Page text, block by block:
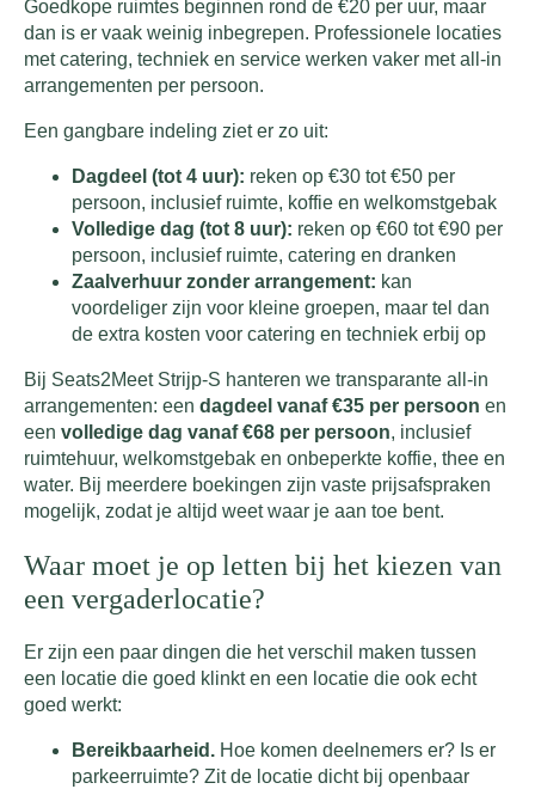
Goedkope ruimtes beginnen rond de €20 per uur, maar
dan is er vaak weinig inbegrepen. Professionele locaties
met catering, techniek en service werken vaker met all-in
arrangementen per persoon.
Een gangbare indeling ziet er zo uit:
Dagdeel (tot 4 uur): reken op €30 tot €50 per
persoon, inclusief ruimte, koffie en welkomstgebak
Volledige dag (tot 8 uur): reken op €60 tot €90 per
persoon, inclusief ruimte, catering en dranken
Zaalverhuur zonder arrangement: kan
voordeliger zijn voor kleine groepen, maar tel dan
de extra kosten voor catering en techniek erbij op
Bij Seats2Meet Strijp-S hanteren we transparante all-in
arrangementen: een dagdeel vanaf €35 per persoon en
een volledige dag vanaf €68 per persoon, inclusief
ruimtehuur, welkomstgebak en onbeperkte koffie, thee en
water. Bij meerdere boekingen zijn vaste prijsafspraken
mogelijk, zodat je altijd weet waar je aan toe bent.
Waar moet je op letten bij het kiezen van
een vergaderlocatie?
Er zijn een paar dingen die het verschil maken tussen
een locatie die goed klinkt en een locatie die ook echt
goed werkt:
Bereikbaarheid. Hoe komen deelnemers er? Is er
parkeerruimte? Zit de locatie dicht bij openbaar